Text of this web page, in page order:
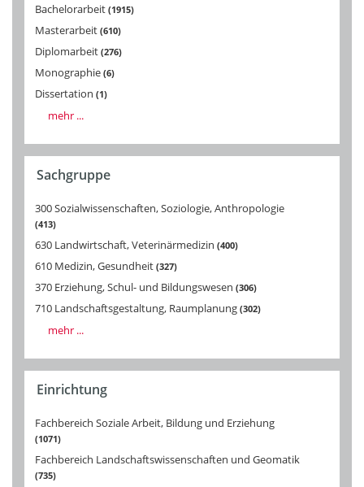
Bachelorarbeit 1915
Masterarbeit 610
Diplomarbeit 276
Monographie 6
Dissertation 1
mehr ...
Sachgruppe
300 Sozialwissenschaften, Soziologie, Anthropologie
413
630 Landwirtschaft, Veterinärmedizin 400
610 Medizin, Gesundheit 327
370 Erziehung, Schul- und Bildungswesen 306
710 Landschaftsgestaltung, Raumplanung 302
mehr ...
Einrichtung
Fachbereich Soziale Arbeit, Bildung und Erziehung
1071
Fachbereich Landschaftswissenschaften und Geomatik
735